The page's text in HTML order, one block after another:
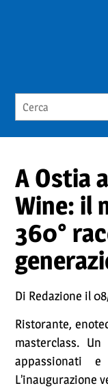
A Ostia
Wine: il
360°
Di Redazione il
Ristorante,
masterclass.
appassionati
L’inaugurazione